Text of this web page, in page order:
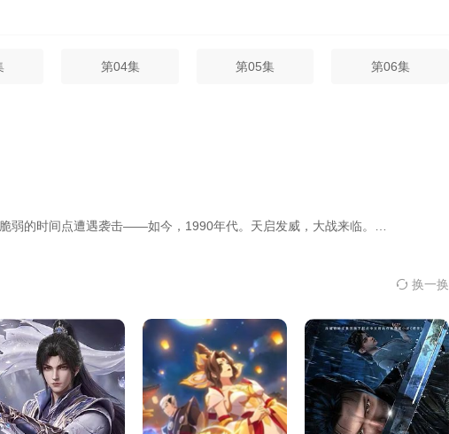
第04集 第05集 第06集
弱的时间点遭遇袭击——如今，1990年代。天启发威，大战来临。…
换一换